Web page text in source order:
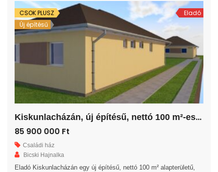
CSOK PLUSZ
Új építésű
Eladó
K
iskunlacházán, új építésű, nettó 100 m²-es családi ház!
85 900 000 Ft
Családi ház
Bicski Hajnalka
Eladó Kiskunlacházán egy új építésű, nettó 100 m² alapterületű,